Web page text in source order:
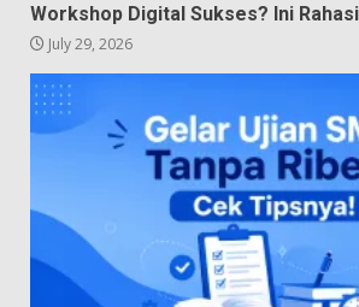
Workshop Digital Sukses? Ini
July 29, 2026